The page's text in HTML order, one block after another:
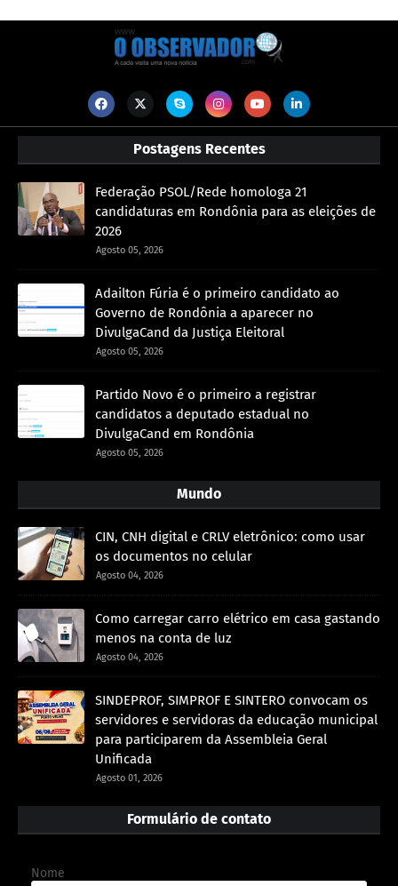
Postagens Recentes
Federação PSOL/Rede homologa 21
candidaturas em Rondônia para as eleições de
2026
Agosto 05, 2026
Adailton Fúria é o primeiro candidato ao
Governo de Rondônia a aparecer no
DivulgaCand da Justiça Eleitoral
Agosto 05, 2026
Partido Novo é o primeiro a registrar
candidatos a deputado estadual no
DivulgaCand em Rondônia
Agosto 05, 2026
Mundo
CIN, CNH digital e CRLV eletrônico: como usar
os documentos no celular
Agosto 04, 2026
Como carregar carro elétrico em casa gastando
menos na conta de luz
Agosto 04, 2026
SINDEPROF, SIMPROF E SINTERO convocam os
servidores e servidoras da educação municipal
para participarem da Assembleia Geral
Unificada
Agosto 01, 2026
Formulário de contato
Nome